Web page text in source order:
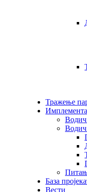
Тражење
База
Вести